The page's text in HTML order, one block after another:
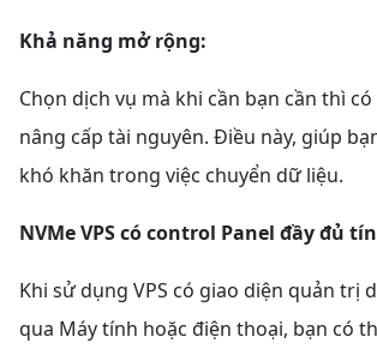
Khả năng mở rộng:
Chọn dịch vụ mà khi cần bạn cần thì
nâng cấp tài nguyên. Điều này, giúp
khó khăn trong việc chuyển dữ liệu.
NVMe VPS có control Panel đầy đủ
Khi sử dụng VPS có giao diện quản trị
qua Máy tính hoặc điện thoại, bạn có